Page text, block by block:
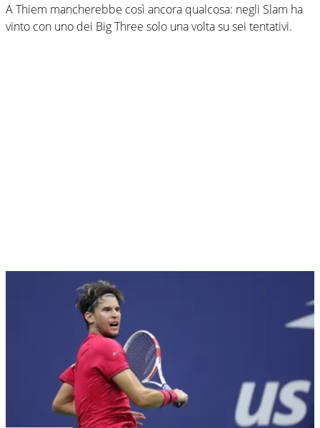
A Thiem mancherebbe così ancora qualcosa: negli Slam ha
vinto con uno dei Big Three solo una volta su sei tentativi.